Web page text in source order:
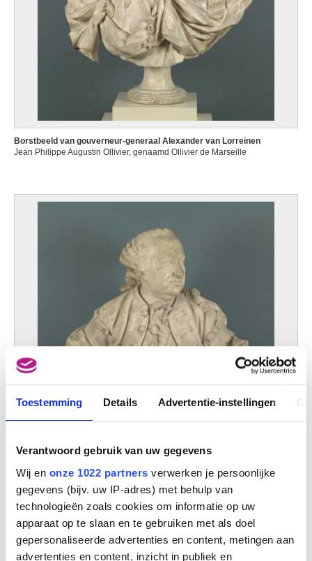
Toestemming Details Advertentie-instellingen
Verantwoord gebruik van uw gegevens
Wij en onze 1022 partners verwerken je persoonlijke
gegevens (bijv. uw IP-adres) met behulp van
technologieën zoals cookies om informatie op uw
apparaat op te slaan en te gebruiken met als doel
gepersonaliseerde advertenties en content, metingen aan
advertenties en content, inzicht in publiek en
Borstbeeld van gouverneur-generaal Alexander van Lorreinen
Jean Philippe Augustin Ollivier, genaamd Ollivier de Marseille
Borstbeeld van Karl Johann Philipp, graaf van Cobenzl
Jean Philippe Augustin Ollivier, genaamd Ollivier de Marseille